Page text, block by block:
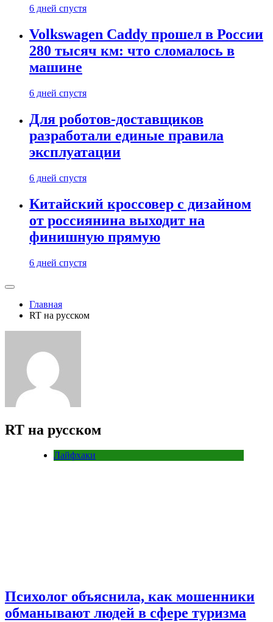
6 дней спустя
Volkswagen Caddy прошел в России
280 тысяч км: что сломалось в
машине
6 дней спустя
Для роботов-доставщиков
разработали единые правила
эксплуатации
6 дней спустя
Китайский кроссовер с дизайном
от россиянина выходит на
финишную прямую
6 дней спустя
Главная
RT на русском
RT на русском
Лайфхаки
Психолог объяснила, как мошенники
обманывают людей в сфере туризма